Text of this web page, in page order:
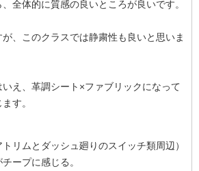
全体的に質感の良いところが良いです。
、このクラスでは静粛性も良いと思いま
え、革調シート×ファブリックになって
す。
リムとダッシュ廻りのスイッチ類周辺）
ープに感じる。